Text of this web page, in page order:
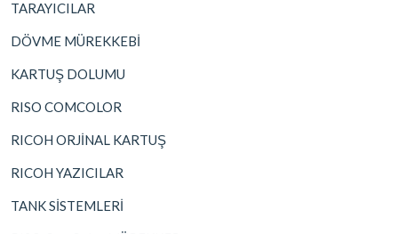
TARAYICILAR
DÖVME MÜREKKEBİ
KARTUŞ DOLUMU
RISO COMCOLOR
RICOH ORJİNAL KARTUŞ
RICOH YAZICILAR
TANK SİSTEMLERİ